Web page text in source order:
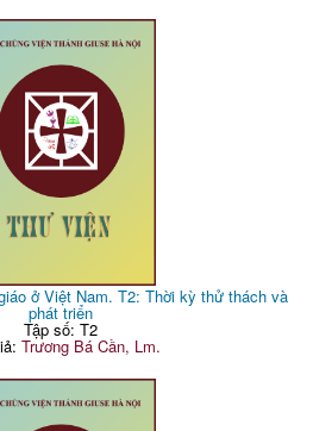
ở Việt Nam. T2: Thời kỳ thử thách và
phát triển
Tập số: T2
Trương Bá Cần, Lm.